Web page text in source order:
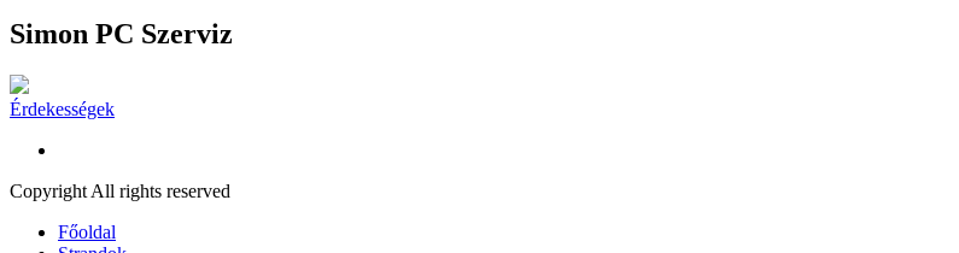
Simon PC Szerviz
Érdekességek
Copyright All rights reserved
Főoldal